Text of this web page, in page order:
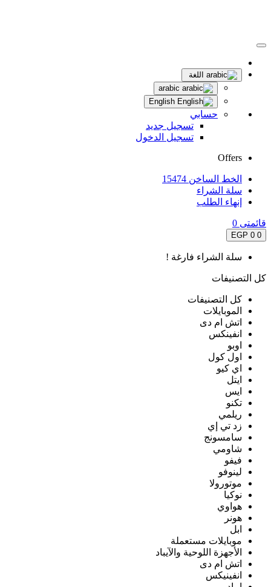
اللغة
حسابي
تسجيل جديد
تسجيل الدخول
Offers
الخط الساخن 15474
سلة الشراء
إنهاء الطلب
قائمتى 0
0
0 EGP
سلة الشراء فارغة !
كل التصنيفات
كل التصنيفات
الموبايلات
اتش ام دى
انفينكس
اوبو
اول كول
اي كيو
ايتل
ايس
تكنو
ريلمي
زد تي إي
سامسونج
شاومي
فيفو
لينوفو
موتورولا
نوكيا
هواوي
هونر
ابل
موبايلات مستعملة
الأجهزة اللوحية والآيباد
اتش ام دى
انفينيكس